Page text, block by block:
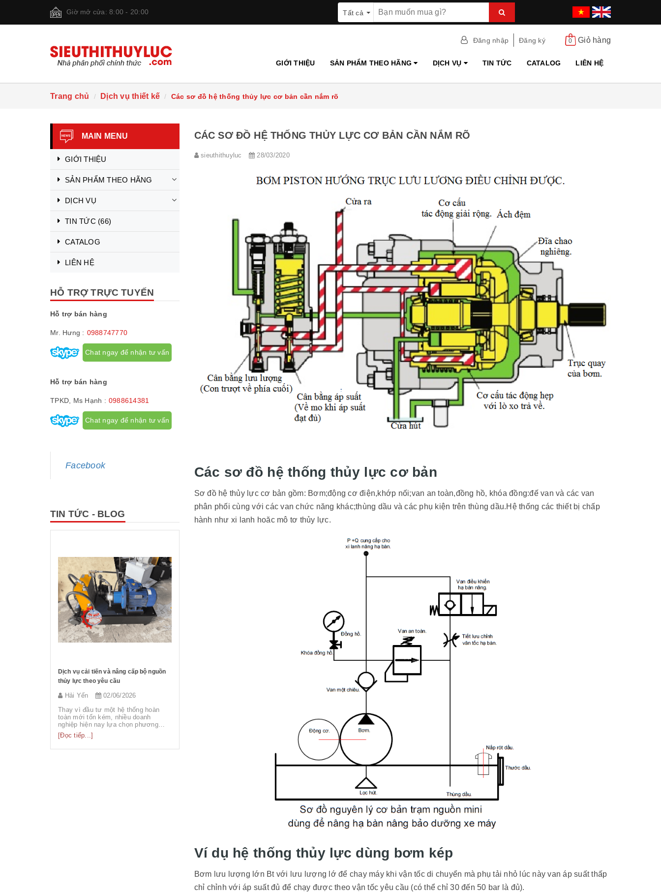
Giờ mở cửa: 8:00 - 20:00 Tất cả
Đăng nhập Đăng ký 0 Giỏ hàng
GIỚI THIỆU SẢN PHẨM THEO HÃNG DỊCH VỤ TIN TỨC CATALOG LIÊN HỆ
Trang chủ Dịch vụ thiết kế Các sơ đồ hệ thống thủy lực cơ bản cần nắm rõ
CÁC SƠ ĐỒ HỆ THỐNG THỦY LỰC CƠ BẢN CẦN NẮM RÕ
sieuthithuyluc 28/03/2020
Các sơ đồ hệ thống thủy lực cơ bản
Sơ đồ hệ thủy lực cơ bản gồm: Bơm;động cơ điện,khớp nối;van an toàn,đồng hồ, khóa đồng:đế van và các van
phân phối cùng với các van chức năng khác;thùng dầu và các phụ kiện trên thùng dầu.Hệ thống các thiết bị chấp
hành như xi lanh hoăc mô tơ thủy lực.
Ví dụ hệ thống thủy lực dùng bơm kép
Bơm lưu lượng lớn Bt với lưu lượng lớ để chay máy khi vận tốc di chuyển mà phụ tải nhỏ lúc này van áp suất thấp
chỉ chỉnh với áp suất đủ để chạy được theo vận tốc yêu cầu (có thể chỉ 30 đến 50 bar là đủ).
MAIN MENU
GIỚI THIỆU
SẢN PHẨM THEO HÃNG
DỊCH VỤ
TIN TỨC (66)
CATALOG
LIÊN HỆ
HỖ TRỢ TRỰC TUYẾN
Hỗ trợ bán hàng
Mr. Hưng : 0988747770
Chat ngay để nhận tư vấn
Hỗ trợ bán hàng
TPKD, Ms Hạnh : 0988614381
Chat ngay để nhận tư vấn
Facebook
TIN TỨC - BLOG
Dịch vụ cải tiến và nâng cấp bộ nguồn
thủy lực theo yêu cầu
Hải Yến
02/06/2026
Thay vì đầu tư một hệ thống hoàn
toàn mới tốn kém, nhiều doanh
nghiệp hiện nay lựa chọn phương
án...
[Đọc tiếp...]